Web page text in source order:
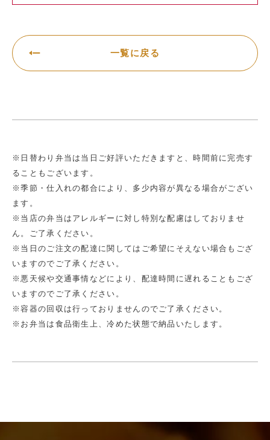
一覧に戻る
※日替わり弁当は当日ご好評いただきますと、時間前に完売す
ることもございます。
※季節・仕入れの都合により、多少内容が異なる場合がござい
ます。
※当店の弁当はアレルギーに対し特別な配慮はしておりませ
ん。ご了承ください。
※当日のご注文の配達に関してはご希望にそえない場合もござ
いますのでご了承ください。
※悪天候や交通事情などにより、配達時間に遅れることもござ
いますのでご了承ください。
※容器の回収は行っておりませんのでご了承ください。
※お弁当は食品衛生上、冷めた状態で納品いたします。